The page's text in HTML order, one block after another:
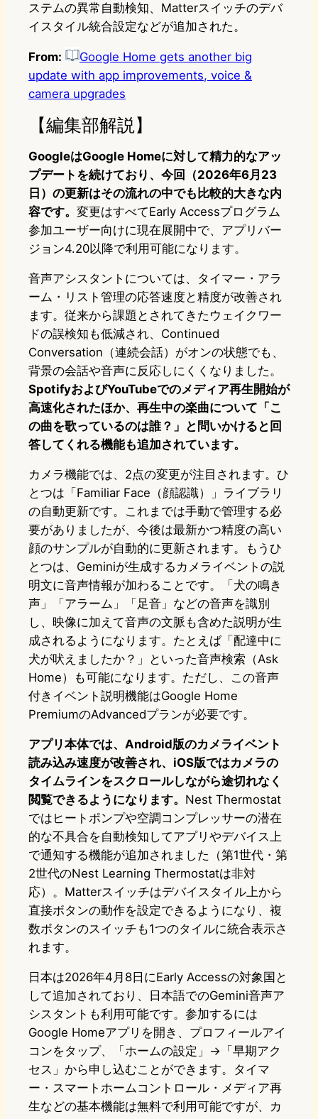
ステムの異常自動検知、Matterスイッチのデバ
イスタイル統合設定などが追加された。
From:
Google Home gets another big
update with app improvements, voice &
camera upgrades
【編集部解説】
GoogleはGoogle Homeに対して精力的なアッ
プデートを続けており、今回（2026年6月23
日）の更新はその流れの中でも比較的大きな内
容です。 変更はすべてEarly Accessプログラム
参加ユーザー向けに現在展開中で、アプリバー
ジョン4.20以降で利用可能になります。
音声アシスタントについては、タイマー・アラ
ーム・リスト管理の応答速度と精度が改善され
ます。従来から課題とされてきたウェイクワー
ドの誤検知も低減され、Continued
Conversation（連続会話）がオンの状態でも、
背景の会話や音声に反応しにくくなりました。
SpotifyおよびYouTubeでのメディア再生開始が
高速化されたほか、再生中の楽曲について「こ
の曲を歌っているのは誰？」と問いかけると回
答してくれる機能も追加されています。
カメラ機能では、2点の変更が注目されます。ひ
とつは「Familiar Face（顔認識）」ライブラリ
の自動更新です。これまでは手動で管理する必
要がありましたが、今後は最新かつ精度の高い
顔のサンプルが自動的に更新されます。もうひ
とつは、Geminiが生成するカメライベントの説
明文に音声情報が加わることです。「犬の鳴き
声」「アラーム」「足音」などの音声を識別
し、映像に加えて音声の文脈も含めた説明が生
成されるようになります。たとえば「配達中に
犬が吠えましたか？」といった音声検索（Ask
Home）も可能になります。ただし、この音声
付きイベント説明機能はGoogle Home
PremiumのAdvancedプランが必要です。
アプリ本体では、Android版のカメライベント
読み込み速度が改善され、iOS版ではカメラの
タイムラインをスクロールしながら途切れなく
閲覧できるようになります。 Nest Thermostat
ではヒートポンプや空調コンプレッサーの潜在
的な不具合を自動検知してアプリやデバイス上
で通知する機能が追加されました（第1世代・第
2世代のNest Learning Thermostatは非対
応）。Matterスイッチはデバイスタイル上から
直接ボタンの動作を設定できるようになり、複
数ボタンのスイッチも1つのタイルに統合表示さ
れます。
日本は2026年4月8日にEarly Accessの対象国と
して追加されており、日本語でのGemini音声ア
シスタントも利用可能です。参加するには
Google Homeアプリを開き、プロフィールアイ
コンをタップ、「ホームの設定」→「早期アク
セス」から申し込むことができます。タイマ
ー・スマートホームコントロール・メディア再
生などの基本機能は無料で利用可能ですが、カ